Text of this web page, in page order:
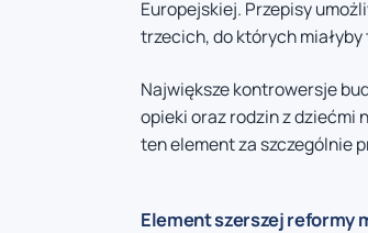
Europejskiej. Przepisy
trzecich, do których
Największe kontrowersje
opieki oraz rodzin z dziećmi
ten element za szczególnie
Element szerszej reformy